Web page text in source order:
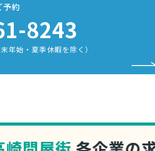
予約
8243
年始・夏季休暇を除く）